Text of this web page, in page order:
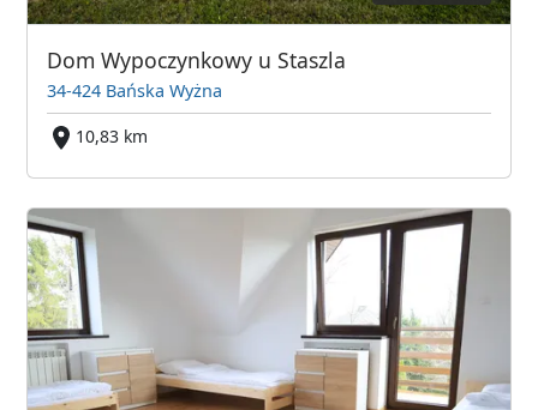
Dom Wypoczynkowy u Staszla
34-424 Bańska Wyżna
10,83 km